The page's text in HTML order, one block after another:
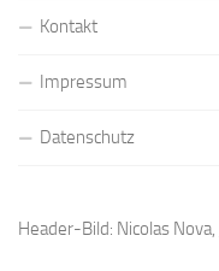
Kontakt
Impressum
Datenschutz
Header-Bild: Nicolas Nova,